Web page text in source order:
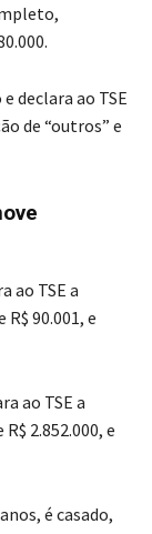
declara ao TSE
de “outros” e
ao TSE a
90.001, e
ao TSE a
2.852.000, e
é casado,